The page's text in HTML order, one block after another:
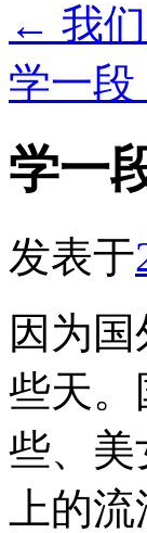
← 我
学一段
学一
发表于
因为
些天。
些、美
上的